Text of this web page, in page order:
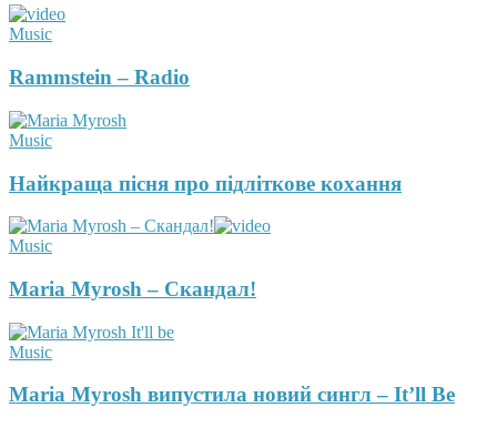
Music
Rammstein – Radio
Music
Найкраща пісня про підліткове кохання
Music
Maria Myrosh – Скандал!
Music
Maria Myrosh випустила новий сингл – It’ll Be